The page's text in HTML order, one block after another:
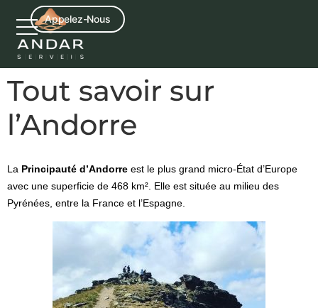
content
Appelez-Nous
Tout savoir sur
l’Andorre
La Principauté d’Andorre est le plus grand micro-État d’Europe
avec une superficie de 468 km². Elle est située au milieu des
Pyrénées, entre la France et l’Espagne.